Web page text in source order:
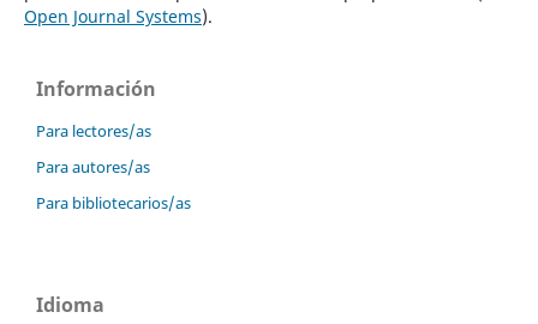
Open Journal Systems).
Información
Para lectores/as
Para autores/as
Para bibliotecarios/as
Idioma